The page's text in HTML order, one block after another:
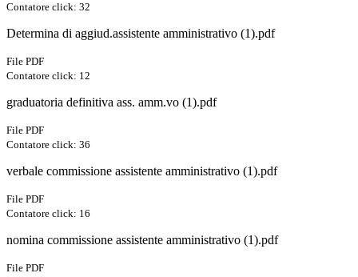
Contatore click: 32
Determina di aggiud.assistente amministrativo (1).pdf
File PDF
Contatore click: 12
graduatoria definitiva ass. amm.vo (1).pdf
File PDF
Contatore click: 36
verbale commissione assistente amministrativo (1).pdf
File PDF
Contatore click: 16
nomina commissione assistente amministrativo (1).pdf
File PDF